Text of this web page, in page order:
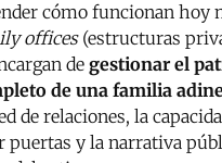
cómo funcionan hoy
offices (estructuras
de gestionar el
de una familia
de relaciones, la
puertas y la narrativa